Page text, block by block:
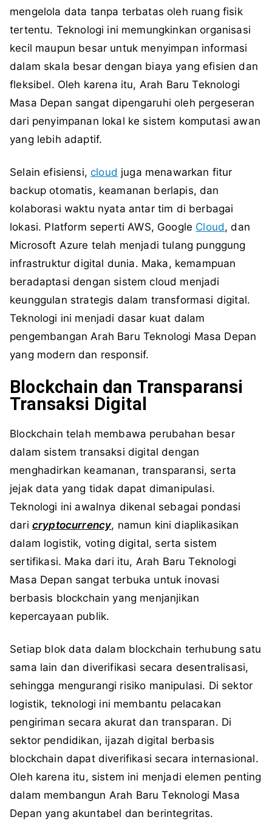
mengelola data tanpa terbatas oleh ruang fisik
tertentu. Teknologi ini memungkinkan organisasi
kecil maupun besar untuk menyimpan informasi
dalam skala besar dengan biaya yang efisien dan
fleksibel. Oleh karena itu, Arah Baru Teknologi
Masa Depan sangat dipengaruhi oleh pergeseran
dari penyimpanan lokal ke sistem komputasi awan
yang lebih adaptif.
Selain efisiensi,cloud juga menawarkan fitur
backup otomatis, keamanan berlapis, dan
kolaborasi waktu nyata antar tim di berbagai
lokasi. Platform seperti AWS, Google Cloud, dan
Microsoft Azure telah menjadi tulang punggung
infrastruktur digital dunia. Maka, kemampuan
beradaptasi dengan sistem cloud menjadi
keunggulan strategis dalam transformasi digital.
Teknologi ini menjadi dasar kuat dalam
pengembangan Arah Baru Teknologi Masa Depan
yang modern dan responsif.
Blockchain dan Transparansi
Transaksi Digital
Blockchain telah membawa perubahan besar
dalam sistem transaksi digital dengan
menghadirkan keamanan, transparansi, serta
jejak data yang tidak dapat dimanipulasi.
Teknologi ini awalnya dikenal sebagai pondasi
dari cryptocurrency, namun kini diaplikasikan
dalam logistik, voting digital, serta sistem
sertifikasi. Maka dari itu, Arah Baru Teknologi
Masa Depan sangat terbuka untuk inovasi
berbasis blockchain yang menjanjikan
kepercayaan publik.
Setiap blok data dalam blockchain terhubung satu
sama lain dan diverifikasi secara desentralisasi,
sehingga mengurangi risiko manipulasi. Di sektor
logistik, teknologi ini membantu pelacakan
pengiriman secara akurat dan transparan. Di
sektor pendidikan, ijazah digital berbasis
blockchain dapat diverifikasi secara internasional.
Oleh karena itu, sistem ini menjadi elemen penting
dalam membangun Arah Baru Teknologi Masa
Depan yang akuntabel dan berintegritas.